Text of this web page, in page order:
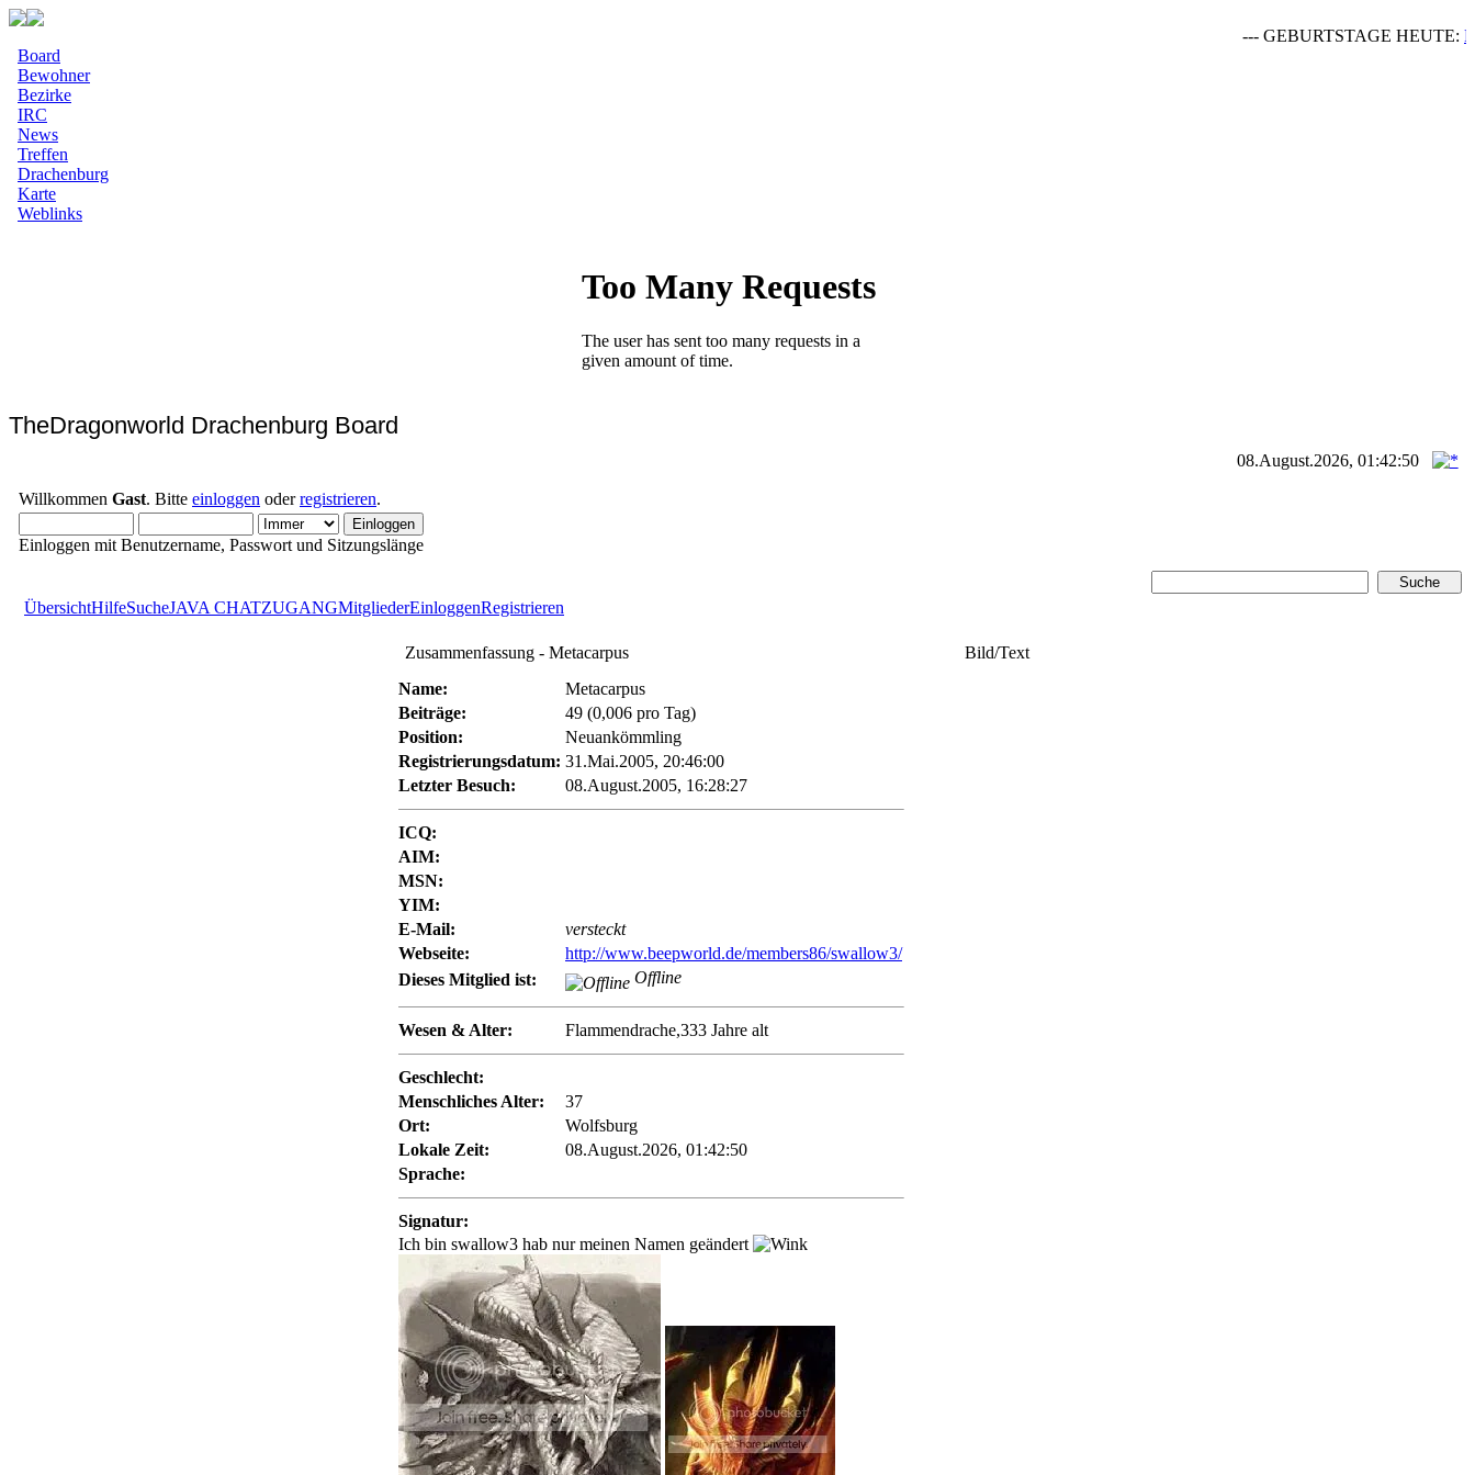
--- GEBURTSTAGE HEUTE:
Board
Bewohner
Bezirke
IRC
News
Treffen
Drachenburg
Karte
Weblinks
TheDragonworld Drachenburg Board
08.August.2026, 01:42:50
Willkommen Gast. Bitte einloggen oderregistrieren.
Einloggen mit Benutzername, Passwort und Sitzungslänge
ÜbersichtHilfeSucheJAVA CHATZUGANGMitgliederEinloggenRegistrieren
Zusammenfassung - Metacarpus
Bild/Text
Name:
Metacarpus
Beiträge:
49 (0,006 pro Tag)
Position:
Neuankömmling
Registrierungsdatum: 31.Mai.2005, 20:46:00
Letzter Besuch:
08.August.2005, 16:28:27
ICQ:
AIM:
MSN:
YIM:
E-Mail:
versteckt
Webseite:
http://www.beepworld.de/members86/swallow3/
Dieses Mitglied ist:
Offline
Wesen & Alter: Flammendrache,333 Jahre alt
Geschlecht:
Menschliches Alter:
37
Ort:
Wolfsburg
Lokale Zeit:
08.August.2026, 01:42:50
Sprache:
Signatur:
Ich bin swallow3 hab nur meinen Namen geändert